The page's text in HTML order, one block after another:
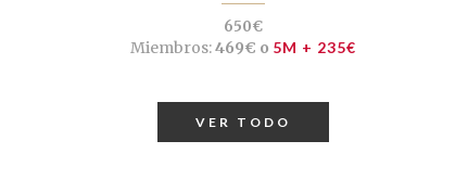
650€
Miembros:469€ o 5M + 235€
VER TODO